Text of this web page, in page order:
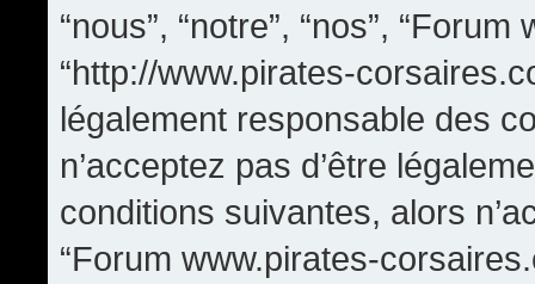
“nous”, “notre”, “nos”,
“http://www.pirates-
légalement responsable des
n’acceptez pas d’être
conditions suivantes, alors
“Forum www.pirates-